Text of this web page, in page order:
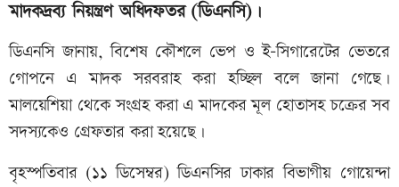
মাদকদ্রব্য নিয়ন্ত্রণ অধিদফতর (ডিএনসি)।
ডিএনসি জানায়, বিশেষ কৌশলে ভেপ ও ই-সিগারেটের ভেতরে
গোপনে এ মাদক সরবরাহ করা হচ্ছিল বলে জানা গেছে।
মালয়েশিয়া থেকে সংগ্রহ করা এ মাদকের মূল হোতাসহ চক্রের সব
সদস্যকেও গ্রেফতার করা হয়েছে।
বৃহস্পতিবার (১১ ডিসেম্বর) ডিএনসির ঢাকার বিভাগীয় গোয়েন্দা